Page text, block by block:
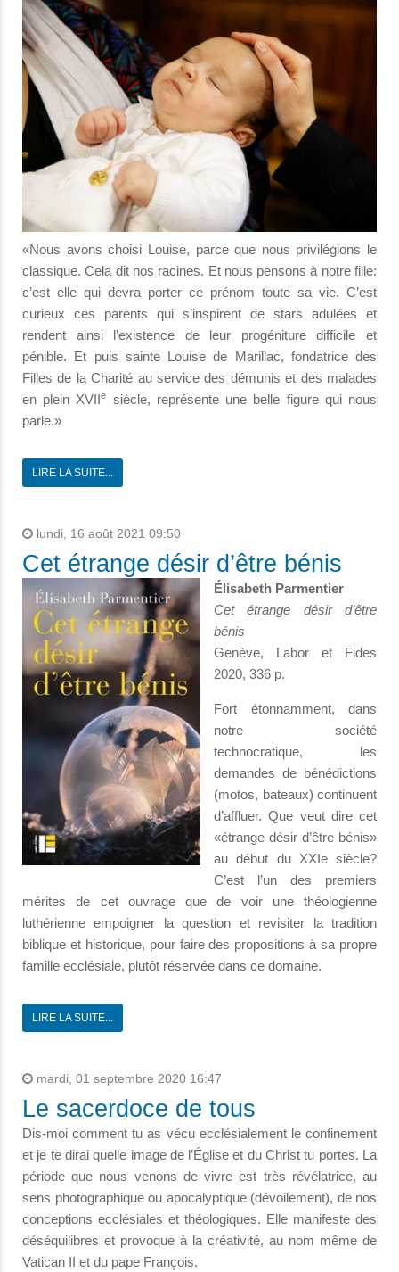
«Nous avons choisi Louise, parce que nous privilégions le
classique. Cela dit nos racines. Et nous pensons à notre fille:
c’est elle qui devra porter ce prénom toute sa vie. C’est
curieux ces parents qui s’inspirent de stars adulées et
rendent ainsi l’existence de leur progéniture difficile et
pénible. Et puis sainte Louise de Marillac, fondatrice des
Filles de la Charité au service des démunis et des malades
en plein XVIIe
siècle, représente une belle figure qui nous
parle.»
LIRE LA SUITE...
lundi, 16 août 2021 09:50
Cet étrange désir d’être bénis
Élisabeth Parmentier
Cet étrange désir d’être
bénis
Genève, Labor et Fides
2020, 336 p.
Fort étonnamment, dans
notre société
technocratique, les
demandes de bénédictions
(motos, bateaux) continuent
d’affluer. Que veut dire cet
«étrange désir d’être bénis»
au début du XXIe siècle?
C’est l’un des premiers
mérites de cet ouvrage que de voir une théologienne
luthérienne empoigner la question et revisiter la tradition
biblique et historique, pour faire des propositions à sa propre
famille ecclésiale, plutôt réservée dans ce domaine.
LIRE LA SUITE...
mardi, 01 septembre 2020 16:47
Le sacerdoce de tous
Dis-moi comment tu as vécu ecclésialement le confinement
et je te dirai quelle image de l’Église et du Christ tu portes. La
période que nous venons de vivre est très révélatrice, au
sens photographique ou apocalyptique (dévoilement), de nos
conceptions ecclésiales et théologiques. Elle manifeste des
déséquilibres et provoque à la créativité, au nom même de
Vatican II et du pape François.